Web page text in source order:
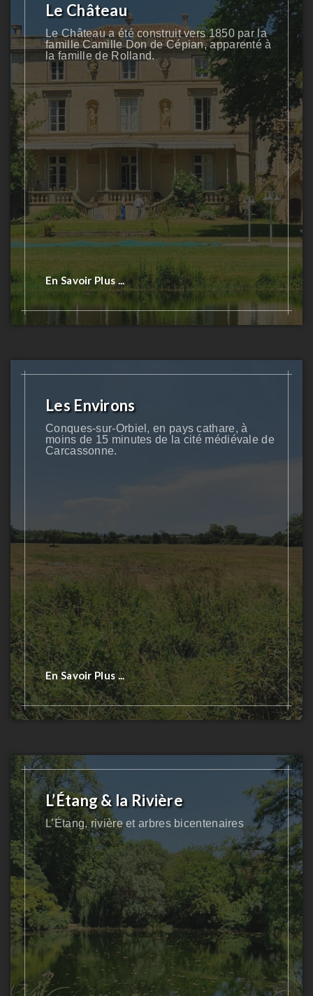
Le Château
Le Château a été construit vers 1850 par la
famille Camille Don de Cépian, apparenté à
la famille de Rolland.
En Savoir Plus ...
Les Environs
Conques-sur-Orbiel, en pays cathare, à
moins de 15 minutes de la cité médiévale de
Carcassonne.
En Savoir Plus ...
L’Étang & la Rivière
L’Étang, rivière et arbres bicentenaires